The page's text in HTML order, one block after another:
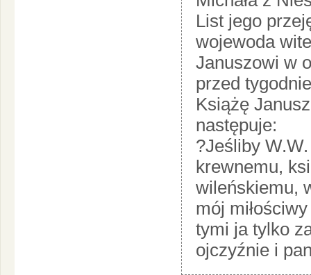
List jego
wojewoda
Januszowi w
przed
Książę
następuje:
?Jeśliby
krewnemu,
wileńskiemu,
mój
tymi ja tylko
ojczyźnie i